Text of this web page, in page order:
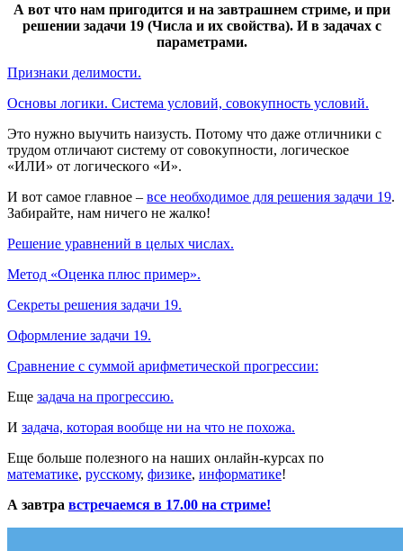
А вот что нам пригодится и на завтрашнем стриме, и при
решении задачи 19 (Числа и их свойства). И в задачах с
параметрами.
Признаки делимости.
Основы логики. Система условий, совокупность условий.
Это нужно выучить наизусть. Потому что даже отличники с
трудом отличают систему от совокупности, логическое
«ИЛИ» от логического «И».
И вот самое главное – все необходимое для решения задачи 19.
Забирайте, нам ничего не жалко!
Решение уравнений в целых числах.
Метод «Оценка плюс пример».
Секреты решения задачи 19.
Оформление задачи 19.
Сравнение с суммой арифметической прогрессии:
Еще задача на прогрессию.
И задача, которая вообще ни на что не похожа.
Еще больше полезного на наших онлайн-курсах по
математике, русскому, физике, информатике!
А завтра встречаемся в 17.00 на стриме!